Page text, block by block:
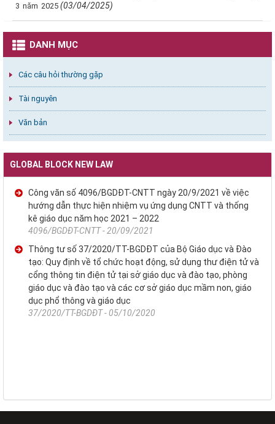
3 năm 2025 (03/04/2025)
DANH MỤC
Các câu hỏi thường gặp
Tài nguyên
Văn bản
GLOBAL BLOCK NEW LAW
Công văn số 4096/BGDĐT-CNTT ngày 20/9/2021 về việc
hướng dẫn thực hiện nhiệm vụ ứng dụng CNTT và thống
kê giáo dục năm học 2021 – 2022
4096/BGDĐT-CNTT - 20/09/2021
Thông tư số 37/2020/TT-BGDĐT của Bộ Giáo dục và Đào
tạo: Quy định về tổ chức hoạt động, sử dụng thư điện tử và
cổng thông tin điện tử tại sở giáo dục và đào tạo, phòng
giáo dục và đào tạo và các cơ sở giáo dục mầm non, giáo
dục phổ thông và giáo dục
37/2020/TT-BGDĐT - 05/10/2020